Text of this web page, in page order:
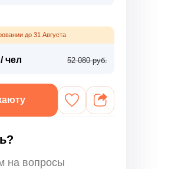
до 31 Августа
/ чел 52 080 руб.
на вопросы